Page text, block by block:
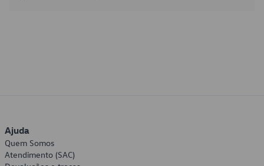
Ajuda
Quem Somos
Atendimento (SAC)